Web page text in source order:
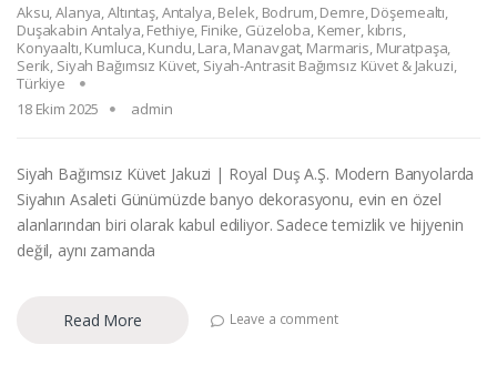
Aksu,Alanya,Altıntaş,Antalya,Belek, Bodrum,Demre,Döşemealtı,
Duşakabin Antalya,Fethiye, Finike, Güzeloba, Kemer, kıbrıs,
Konyaaltı,Kumluca,Kundu,Lara,Manavgat, Marmaris, Muratpaşa,
Serik, Siyah Bağımsız Küvet, Siyah-Antrasit Bağımsız Küvet & Jakuzi,
Türkiye
18 Ekim 2025
admin
Siyah Bağımsız Küvet Jakuzi | Royal Duş A.Ş. Modern Banyolarda
Siyahın Asaleti Günümüzde banyo dekorasyonu, evin en özel
alanlarından biri olarak kabul ediliyor. Sadece temizlik ve hijyenin
değil, aynı zamanda
Read More Leave a comment